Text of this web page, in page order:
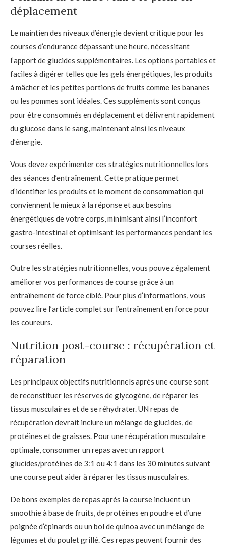
déplacement
Le maintien des niveaux d’énergie devient critique pour les
courses d’endurance dépassant une heure, nécessitant
l’apport de glucides supplémentaires. Les options portables et
faciles à digérer telles que les gels énergétiques, les produits
à mâcher et les petites portions de fruits comme les bananes
ou les pommes sont idéales. Ces suppléments sont conçus
pour être consommés en déplacement et délivrent rapidement
du glucose dans le sang, maintenant ainsi les niveaux
d’énergie.
Vous devez expérimenter ces stratégies nutritionnelles lors
des séances d’entraînement. Cette pratique permet
d’identifier les produits et le moment de consommation qui
conviennent le mieux à la réponse et aux besoins
énergétiques de votre corps, minimisant ainsi l’inconfort
gastro-intestinal et optimisant les performances pendant les
courses réelles.
Outre les stratégies nutritionnelles, vous pouvez également
améliorer vos performances de course grâce à un
entraînement de force ciblé. Pour plus d’informations, vous
pouvez lire l’article completsur l’entraînement en force pour
les coureurs.
Nutrition post-course : récupération et
réparation
Les principaux objectifs nutritionnels après une course sont
de reconstituer les réserves de glycogène, de réparer les
tissus musculaires et de se réhydrater. UN repas de
récupération devrait inclure un mélange de glucides, de
protéines et de graisses. Pour une récupération musculaire
optimale, consommer un repas avec un rapport
glucides/protéines de 3:1 ou 4:1 dans les 30 minutes suivant
une course peut aider à réparer les tissus musculaires.
De bons exemples de repas après la course incluent un
smoothie à base de fruits, de protéines en poudre et d’une
poignée d’épinards ou un bol de quinoa avec un mélange de
légumes et du poulet grillé. Ces repas peuvent fournir des